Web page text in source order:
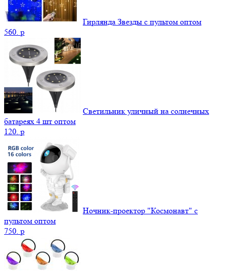
Гирлянда Звезды с пультом оптом
560. p
Светильник уличный на солнечных
батареях 4 шт оптом
120. p
Ночник-проектор "Космонавт" с
пультом оптом
750. p